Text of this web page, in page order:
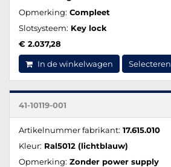
Opmerking: Compleet
Slotsysteem: Key lock
€ 2.037,28
In de winkelwagen Selecteren
41-10119-001
Artikelnummer fabrikant: 17.615.010
Kleur: Ral5012 (lichtblauw)
Opmerking: Zonder power supply